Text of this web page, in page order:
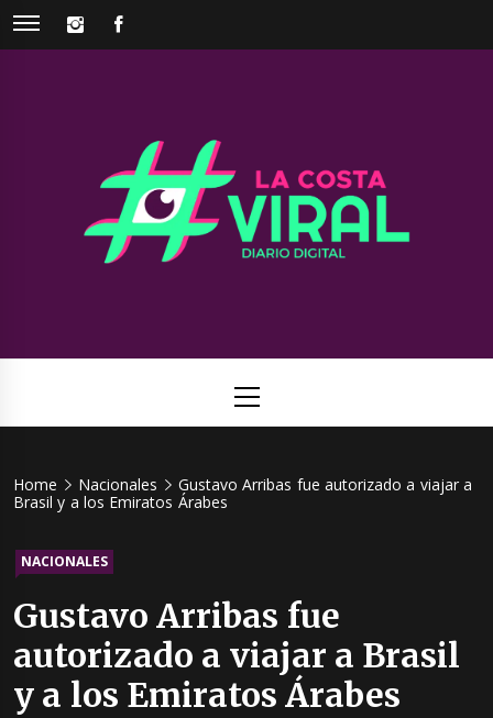
Skip
INSTAGRAM
Viral
Menu
Home Nacionales
Gustavo Arribas fue autorizado a viajar a
Brasil y a los Emiratos Árabes
NACIONALES
Gustavo Arribas fue
autorizado a viajar a Brasil
y a los Emiratos Árabes